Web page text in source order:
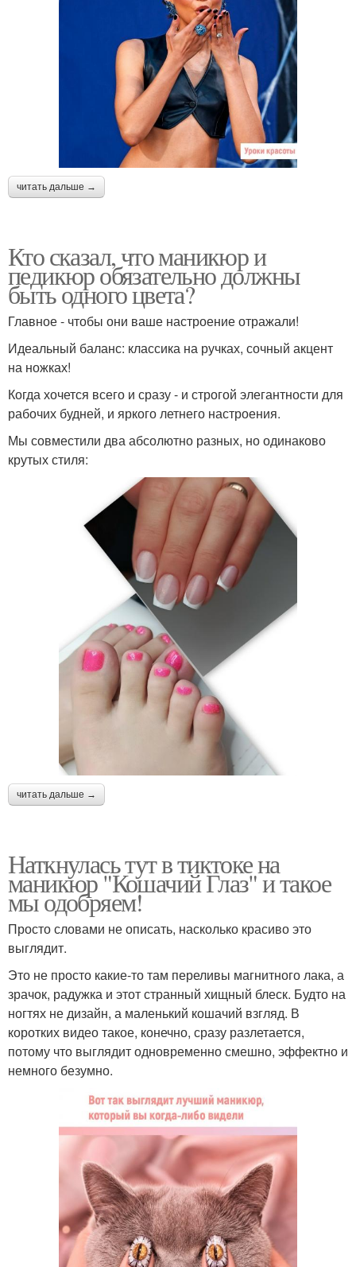
читать дальше →
Кто сказал, что маникюр и
педикюр обязательно должны
быть одного цвета?
Главное - чтобы они ваше настроение отражали!
Идеальный баланс: классика на ручках, сочный акцент
на ножках!
Когда хочется всего и сразу - и строгой элегантности для
рабочих будней, и яркого летнего настроения.
Мы совместили два абсолютно разных, но одинаково
крутых стиля:
читать дальше →
Наткнулась тут в тиктоке на
маникюр "Кошачий Глаз" и такое
мы одобряем!
Просто словами не описать, насколько красиво это
выглядит.
Это не просто какие-то там переливы магнитного лака, а
зрачок, радужка и этот странный хищный блеск. Будто на
ногтях не дизайн, а маленький кошачий взгляд. В
коротких видео такое, конечно, сразу разлетается,
потому что выглядит одновременно смешно, эффектно и
немного безумно.